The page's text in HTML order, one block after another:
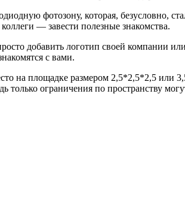
фотозону, которая, безусловно,
— завести полезные знакомства.
добавить логотип своей компании
с вами.
на площадке размером 2,5*2,5*2,5
ограничения по пространству